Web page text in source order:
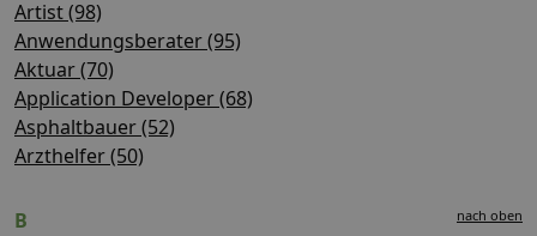
Artist (98)
Anwendungsberater (95)
Aktuar (70)
Application Developer (68)
Asphaltbauer (52)
Arzthelfer (50)
B nach oben